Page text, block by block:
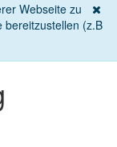
Webseite zu
bereitzustellen (z.B